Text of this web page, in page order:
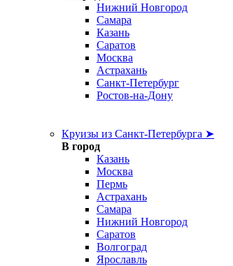
Нижний Новгород
Самара
Казань
Саратов
Москва
Астрахань
Санкт-Петербург
Ростов-на-Дону
Круизы из Санкт-Петербурга ➤
В город
Казань
Москва
Пермь
Астрахань
Самара
Нижний Новгород
Саратов
Волгоград
Ярославль